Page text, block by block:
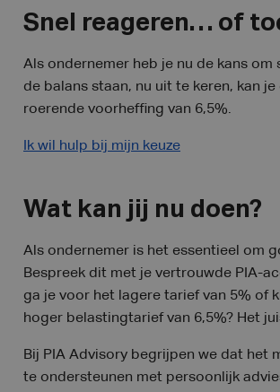
Snel reageren… of
Als ondernemer heb je nu de kans
de balans staan, nu uit te keren, kan
roerende voorheffing van 6,5%.
Ik wil hulp bij mijn keuze
Wat kan jij nu doen?
Als ondernemer is het essentieel om
Bespreek dit met je vertrouwde PIA-
ga je voor het lagere tarief van 5% of
hoger belastingtarief van 6,5%? Het
Bij PIA Advisory begrijpen we dat het
te ondersteunen met persoonlijk